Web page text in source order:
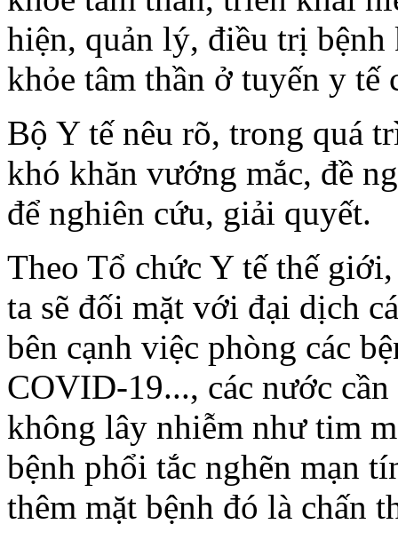
hiện, quản lý, điều trị
khỏe tâm thần ở tuyến y tế
Bộ Y tế nêu rõ, trong quá
khó khăn vướng mắc, đề
để nghiên cứu, giải quyết.
Theo Tổ chức Y tế thế
ta sẽ đối mặt với đại dịch
bên cạnh việc phòng các
COVID-19..., các nước
không lây nhiễm như tim
bệnh phổi tắc nghẽn mạn
thêm mặt bệnh đó là chấn